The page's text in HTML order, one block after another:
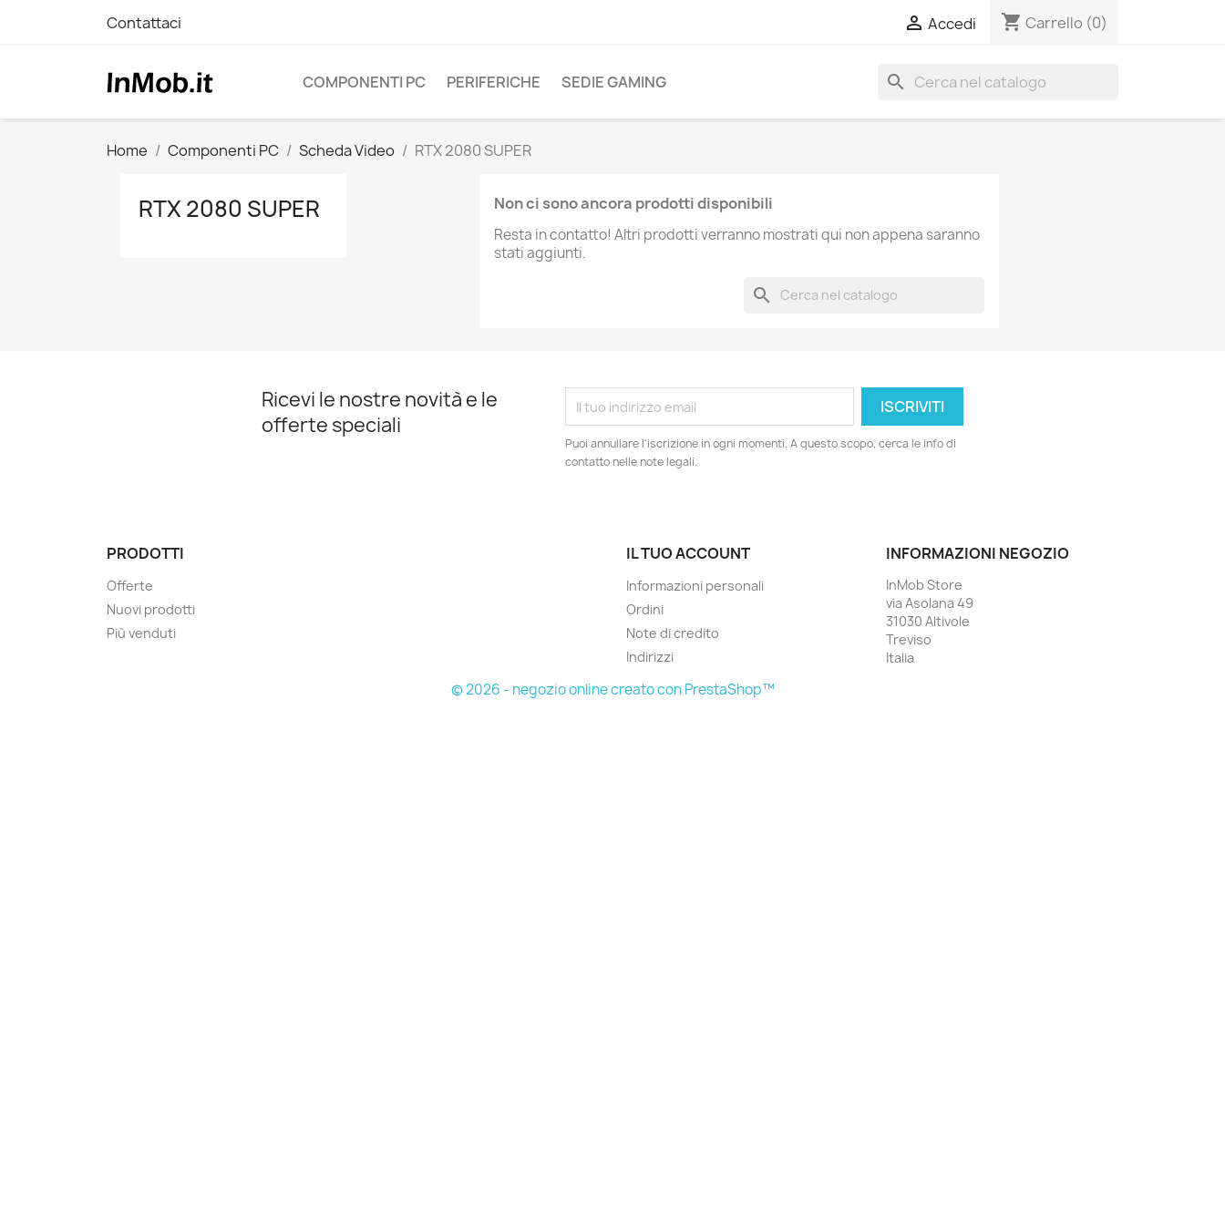
Contattaci  Accedi shopping_cart Carrello (0)
COMPONENTI PC PERIFERICHE SEDIE GAMING search
Home Componenti PC Scheda Video RTX 2080 SUPER
RTX 2080 SUPER Non ci sono ancora prodotti disponibili
Resta in contatto! Altri prodotti verranno mostrati qui non appena saranno
stati aggiunti.
search
Ricevi le nostre novità e le
offerte speciali
Puoi annullare l'iscrizione in ogni momenti. A questo scopo, cerca le info di
contatto nelle note legali.
PRODOTTI
Offerte
Nuovi prodotti
Più venduti
IL TUO ACCOUNT
Informazioni personali
Ordini
Note di credito
Indirizzi
INFORMAZIONI NEGOZIO
InMob Store
via Asolana 49
31030 Altivole
Treviso
Italia
© 2026 - negozio online creato con PrestaShop™